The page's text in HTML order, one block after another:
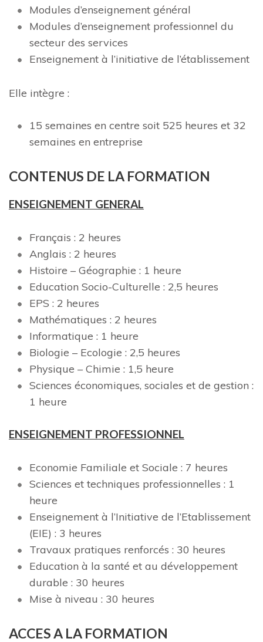
Modules d’enseignement général
Modules d’enseignement professionnel du
secteur des services
Enseignement à l’initiative de l’établissement
Elle intègre :
15 semaines en centre soit 525 heures et 32
semaines en entreprise
CONTENUS DE LA FORMATION
ENSEIGNEMENT GENERAL
Français : 2 heures
Anglais : 2 heures
Histoire – Géographie : 1 heure
Education Socio-Culturelle : 2,5 heures
EPS : 2 heures
Mathématiques : 2 heures
Informatique : 1 heure
Biologie – Ecologie : 2,5 heures
Physique – Chimie : 1,5 heure
Sciences économiques, sociales et de gestion :
1 heure
ENSEIGNEMENT PROFESSIONNEL
Economie Familiale et Sociale : 7 heures
Sciences et techniques professionnelles : 1
heure
Enseignement à l’Initiative de l’Etablissement
(EIE) : 3 heures
Travaux pratiques renforcés : 30 heures
Education à la santé et au développement
durable : 30 heures
Mise à niveau : 30 heures
ACCES A LA FORMATION